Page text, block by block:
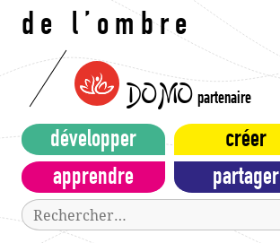
de l’ombre
DOMO partenaire
développer
créer
apprendre
partager
Rechercher :